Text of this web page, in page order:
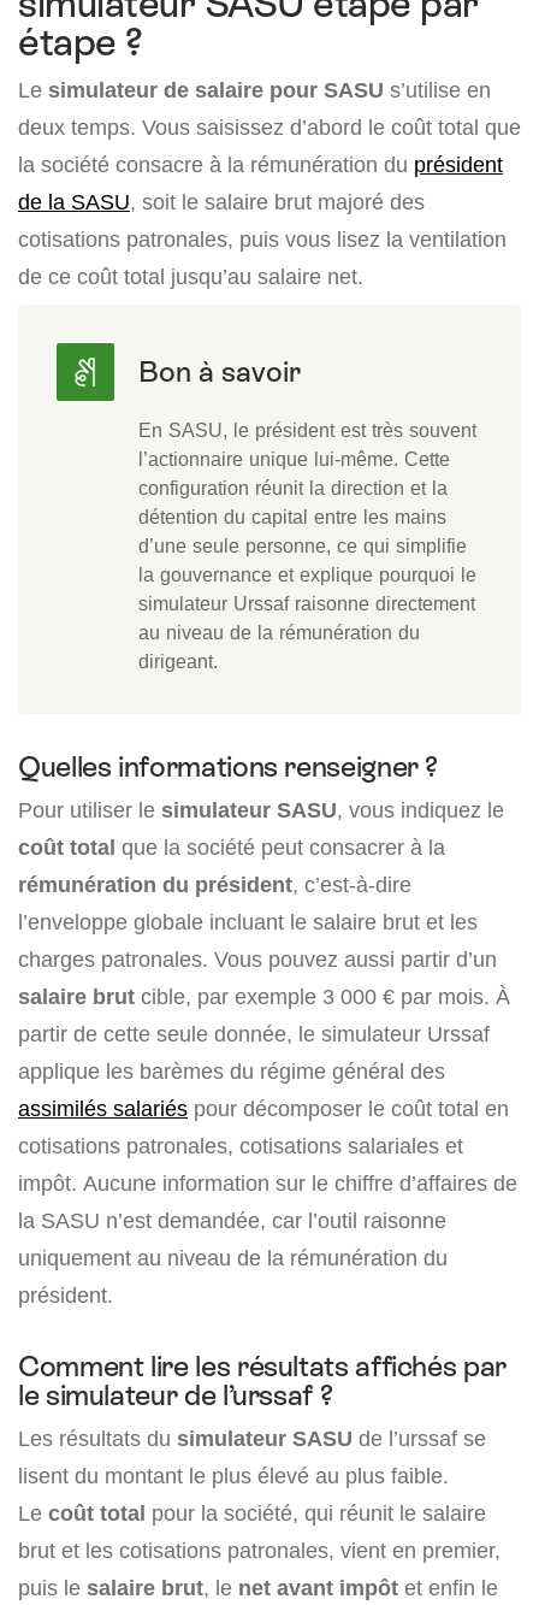
étape ?
Le simulateur de salaire pour SASU s’utilise en
deux temps. Vous saisissez d’abord le coût total que
la société consacre à la rémunération du président
de la SASU, soit le salaire brut majoré des
cotisations patronales, puis vous lisez la ventilation
de ce coût total jusqu’au salaire net.
En SASU, le président est très souvent
l’actionnaire unique lui-même. Cette
configuration réunit la direction et la
détention du capital entre les mains
d’une seule personne, ce qui simplifie
la gouvernance et explique pourquoi le
simulateur Urssaf raisonne directement
au niveau de la rémunération du
dirigeant.
Quelles informations renseigner ?
Pour utiliser le simulateur SASU, vous indiquez le
coût total que la société peut consacrer à la
rémunération du président, c’est-à-dire
l’enveloppe globale incluant le salaire brut et les
charges patronales. Vous pouvez aussi partir d’un
salaire brut cible, par exemple 3 000 € par mois. À
partir de cette seule donnée, le simulateur Urssaf
applique les barèmes du régime général des
assimilés salariés pour décomposer le coût total en
cotisations patronales, cotisations salariales et
impôt. Aucune information sur le chiffre d’affaires de
la SASU n’est demandée, car l’outil raisonne
uniquement au niveau de la rémunération du
président.
Comment lire les résultats affichés par
le simulateur de l’urssaf ?
Les résultats du simulateur SASU de l’urssaf se
lisent du montant le plus élevé au plus faible.
Le coût total pour la société, qui réunit le salaire
brut et les cotisations patronales, vient en premier,
puis le salaire brut, le net avant impôt et enfin le